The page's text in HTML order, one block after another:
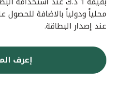
عند إصدار البطاقة.
إعرف